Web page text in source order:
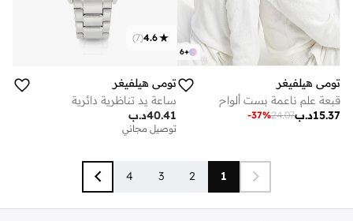
+
6
تومي هيلفيغر
قبعة علم ناعمة بست ألواح
د.ب15.37
24.07
-37%
4.6
(
7
)
تومي هيلفيغر
ساعة يد تناظرية دائرية
د.ب40.41
توصيل مجاني
1
2
3
4